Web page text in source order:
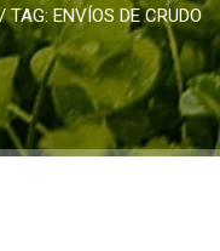
/ TAG: ENVÍOS DE CRUDO